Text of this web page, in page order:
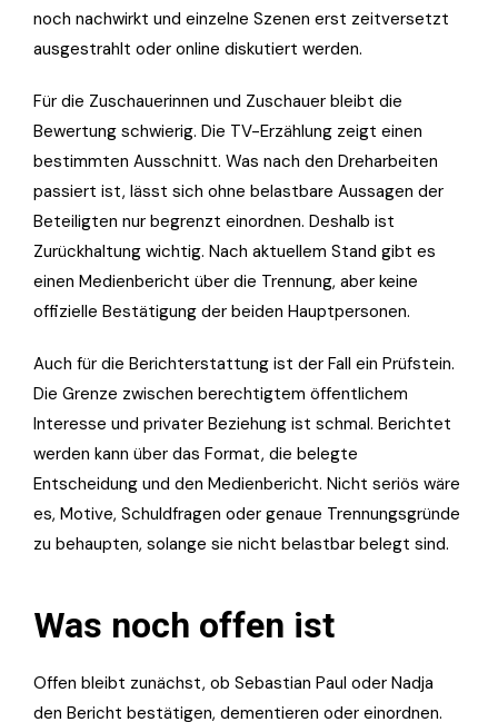
noch nachwirkt und einzelne Szenen erst zeitversetzt
ausgestrahlt oder online diskutiert werden.
Für die Zuschauerinnen und Zuschauer bleibt die
Bewertung schwierig. Die TV-Erzählung zeigt einen
bestimmten Ausschnitt. Was nach den Dreharbeiten
passiert ist, lässt sich ohne belastbare Aussagen der
Beteiligten nur begrenzt einordnen. Deshalb ist
Zurückhaltung wichtig. Nach aktuellem Stand gibt es
einen Medienbericht über die Trennung, aber keine
offizielle Bestätigung der beiden Hauptpersonen.
Auch für die Berichterstattung ist der Fall ein Prüfstein.
Die Grenze zwischen berechtigtem öffentlichem
Interesse und privater Beziehung ist schmal. Berichtet
werden kann über das Format, die belegte
Entscheidung und den Medienbericht. Nicht seriös wäre
es, Motive, Schuldfragen oder genaue Trennungsgründe
zu behaupten, solange sie nicht belastbar belegt sind.
Was noch offen ist
Offen bleibt zunächst, ob Sebastian Paul oder Nadja
den Bericht bestätigen, dementieren oder einordnen.